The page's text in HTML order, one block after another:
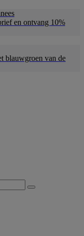
en ontvang 10%
blauwgroen van de